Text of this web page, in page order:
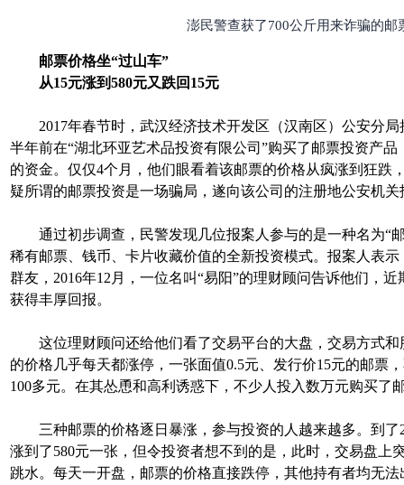
澎民警查获了700公斤用来诈骗的邮
邮票价格坐“过山车”
从15元涨到580元又跌回15元
2017年春节时，武汉经济技术开发区（汉南区）公安分局
半年前在“湖北环亚艺术品投资有限公司”购买了邮票投资产
的资金。仅仅4个月，他们眼看着该邮票的价格从疯涨到狂跌
疑所谓的邮票投资是一场骗局，遂向该公司的注册地公安机关
通过初步调查，民警发现几位报案人参与的是一种名为“
稀有邮票、钱币、卡片收藏价值的全新投资模式。报案人表
群友，2016年12月，一位名叫“易阳”的理财顾问告诉他们，
获得丰厚回报。
这位理财顾问还给他们看了交易平台的大盘，交易方式和
的价格几乎每天都涨停，一张面值0.5元、发行价15元的邮票
100多元。在其怂恿和高利诱惑下，不少人投入数万元购买了
三种邮票的价格逐日暴涨，参与投资的人越来越多。到了
涨到了580元一张，但令投资者想不到的是，此时，交易盘上
跳水。每天一开盘，邮票的价格直接跌停，其他持有者均无